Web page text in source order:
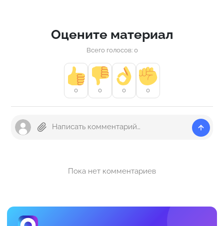
Оцените материал
Всего голосов: 0
0 0 0 0
Пока нет комментариев